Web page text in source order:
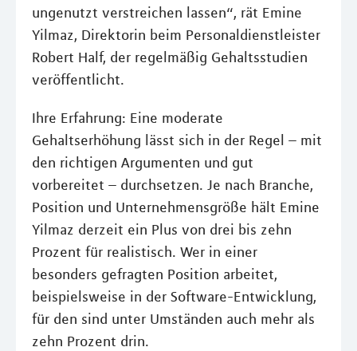
ungenutzt verstreichen lassen“, rät Emine
Yilmaz, Direktorin beim Personaldienstleister
Robert Half, der regelmäßig Gehaltsstudien
veröffentlicht.
Ihre Erfahrung: Eine moderate
Gehaltserhöhung lässt sich in der Regel – mit
den richtigen Argumenten und gut
vorbereitet – durchsetzen. Je nach Branche,
Position und Unternehmensgröße hält Emine
Yilmaz derzeit ein Plus von drei bis zehn
Prozent für realistisch. Wer in einer
besonders gefragten Position arbeitet,
beispielsweise in der Software-Entwicklung,
für den sind unter Umständen auch mehr als
zehn Prozent drin.